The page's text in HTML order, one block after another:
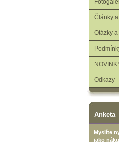
Články
Otázky
Odkazy
Anketa
Myslíte
jako